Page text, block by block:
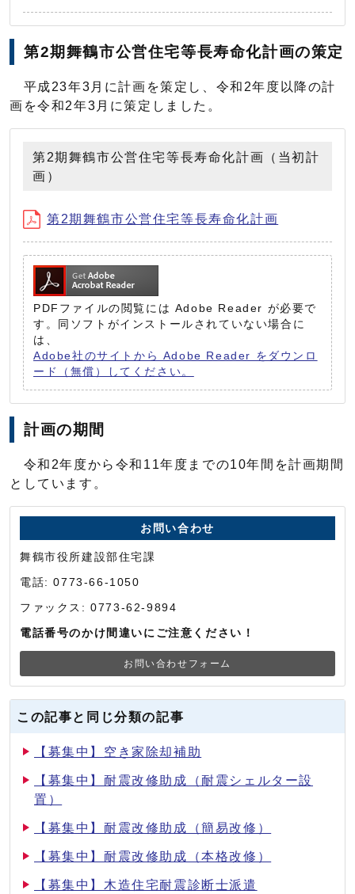
第2期舞鶴市公営住宅等長寿命化計画の策定
平成23年3月に計画を策定し、令和2年度以降の計
画を令和2年3月に策定しました。
第2期舞鶴市公営住宅等長寿命化計画（当初計
画）
第2期舞鶴市公営住宅等長寿命化計画
PDFファイルの閲覧には Adobe Reader が必要で
す。同ソフトがインストールされていない場合に
は、
Adobe社のサイトから Adobe Reader をダウンロ
ード（無償）してください。
計画の期間
令和2年度から令和11年度までの10年間を計画期間
としています。
お問い合わせ
舞鶴市役所建設部住宅課
電話: 0773-66-1050
ファックス: 0773-62-9894
電話番号のかけ間違いにご注意ください！
お問い合わせフォーム
この記事と同じ分類の記事
【募集中】空き家除却補助
【募集中】耐震改修助成（耐震シェルター設
置）
【募集中】耐震改修助成（簡易改修）
【募集中】耐震改修助成（本格改修）
【募集中】木造住宅耐震診断士派遣